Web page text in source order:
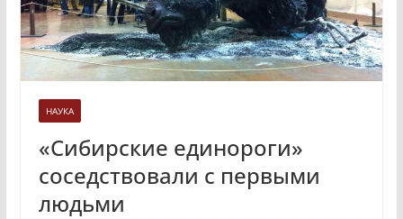
НАУКА
«Сибирские единороги»
соседствовали с первыми
людьми